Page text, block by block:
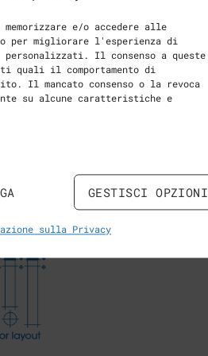
e/o accedere alle
per migliorare l'esperienza di
personalizzati. Il consenso a queste
quali il comportamento di
Il mancato consenso o la revoca
su alcune caratteristiche e
GESTISCI OPZIONI
sulla Privacy